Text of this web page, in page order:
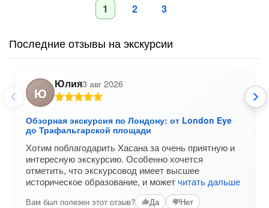
1 2 3
Последние отзывы на экскурсии
Ю
Юлия3 авг 2026
Обзорная экскурсия по Лондону: от London Eye
до Трафальгарской площади
Хотим поблагодарить Хасана за очень приятную и
интересную экскурсию. Особенно хочется
отметить, что экскурсовод имеет высшее
историческое образование, и можетчитать дальше
Вам был полезен этот отзыв? Да Нет